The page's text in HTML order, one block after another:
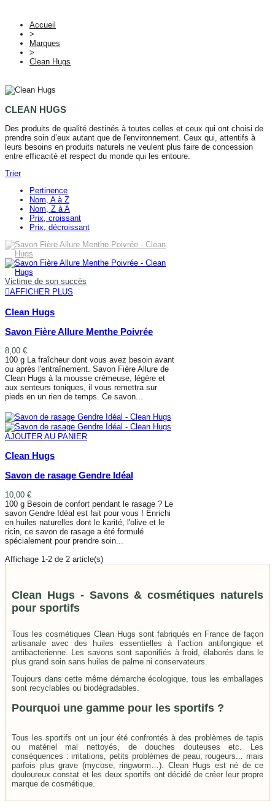
Accueil
>
Marques
>
Clean Hugs
CLEAN HUGS
Des produits de qualité destinés à toutes celles et ceux qui ont choisi de
prendre soin d’eux autant que de l'environnement. Ceux qui, attentifs à
leurs besoins en produits naturels ne veulent plus faire de concession
entre efficacité et respect du monde qui les entoure.
Trier
Pertinence
Nom, A à Z
Nom, Z à A
Prix, croissant
Prix, décroissant
Victime de son succès
AFFICHER PLUS
Clean Hugs
Savon Fière Allure Menthe Poivrée
8,00 €
100 g La fraîcheur dont vous avez besoin avant
ou après l'entraînement. Savon Fière Allure de
Clean Hugs à la mousse crémeuse, légère et
aux senteurs toniques, il vous remettra sur
pieds en un rien de temps. Ce savon...
AJOUTER AU PANIER
Clean Hugs
Savon de rasage Gendre Idéal
10,00 €
100 g Besoin de confort pendant le rasage ? Le
savon Gendre Idéal est fait pour vous ! Enrichi
en huiles naturelles dont le karité, l'olive et le
ricin, ce savon de rasage a été formulé
spécialement pour prendre soin...
Affichage 1-2 de 2 article(s)
Clean Hugs - Savons & cosmétiques naturels
pour sportifs
Tous les cosmétiques Clean Hugs sont fabriqués en France de façon
artisanale avec des huiles essentielles à l’action antifongique et
antibacterienne. Les savons sont saponifiés à froid, élaborés dans le
plus grand soin sans huiles de palme ni conservateurs.
Toujours dans cette même démarche écologique, tous les emballages
sont recyclables ou biodégradables.
Pourquoi une gamme pour les sportifs ?
Tous les sportifs ont un jour été confrontés à des problèmes de tapis
ou matériel mal nettoyés, de douches douteuses etc. Les
conséquences : irritations, petits problèmes de peau, rougeurs... mais
parfois plus grave (mycose, ringworm…). Clean Hugs est né de ce
douloureux constat et les deux sportifs ont décidé de créer leur propre
marque de cosmétique.
Des cosmétiques naturels pour sportifs